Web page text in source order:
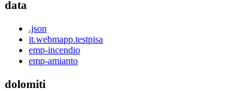
data
.json
it.webmapp.testpisa
emp-incendio
emp-amianto
dolomiti